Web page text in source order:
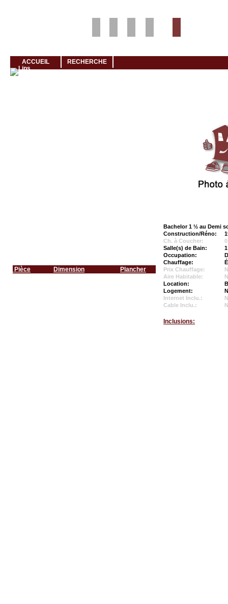
ACCUEIL RECHERCHE
Pièce Dimension Plancher
Bachelor 1 ½ au Demi
Construction/Réno:
Ch. à Coucher:
0
Salle(s) de Bain:
1
Occupation:
Chauffage:
Prix Chauffage:
Aire Habitable:
Location:
Logement:
Internet Inclu.:
Cable Inclu.:
Inclusions: